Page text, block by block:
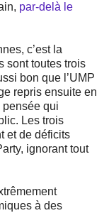
par-delà le
c’est la
sont toutes trois
bon que l’UMP
repris ensuite en
qui
Les trois
et de déficits
ignorant tout
à des